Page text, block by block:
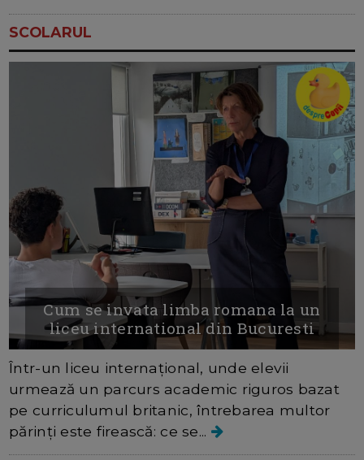
SCOLARUL
Cum se invata limba romana la un
liceu international din Bucuresti
Într-un liceu internațional, unde elevii
urmează un parcurs academic riguros bazat
pe curriculumul britanic, întrebarea multor
părinți este firească: ce se...